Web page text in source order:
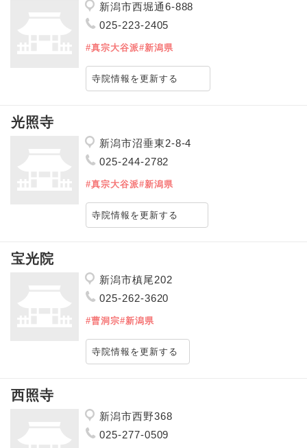
新潟市西堀通6-888
025-223-2405
#真宗大谷派#新潟県
寺院情報を更新する
光照寺
新潟市沼垂東2-8-4
025-244-2782
#真宗大谷派#新潟県
寺院情報を更新する
宝光院
新潟市槙尾202
025-262-3620
#曹洞宗#新潟県
寺院情報を更新する
西照寺
新潟市西野368
025-277-0509